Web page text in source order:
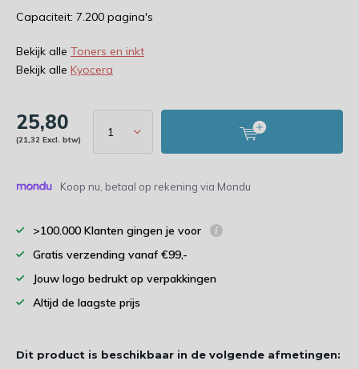
Capaciteit: 7.200 pagina's
Bekijk alle Toners en inkt
Bekijk alle Kyocera
25,80
(21,32 Excl. btw)
Koop nu, betaal op rekening via Mondu
>100.000 Klanten gingen je voor
Gratis verzending vanaf €99,-
Jouw logo bedrukt op verpakkingen
Altijd de laagste prijs
Dit product is beschikbaar in de volgende afmetingen: